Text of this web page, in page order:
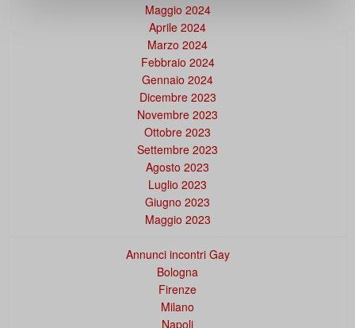
Maggio 2024
Aprile 2024
Marzo 2024
Febbraio 2024
Gennaio 2024
Dicembre 2023
Novembre 2023
Ottobre 2023
Settembre 2023
Agosto 2023
Luglio 2023
Giugno 2023
Maggio 2023
Annunci incontri Gay
Bologna
Firenze
Milano
Napoli